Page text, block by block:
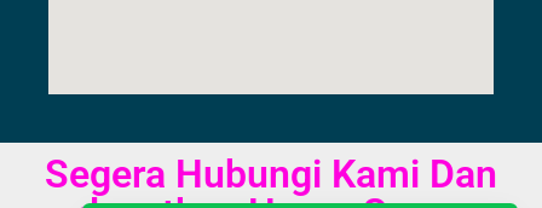
Segera Hubungi Kami Dan